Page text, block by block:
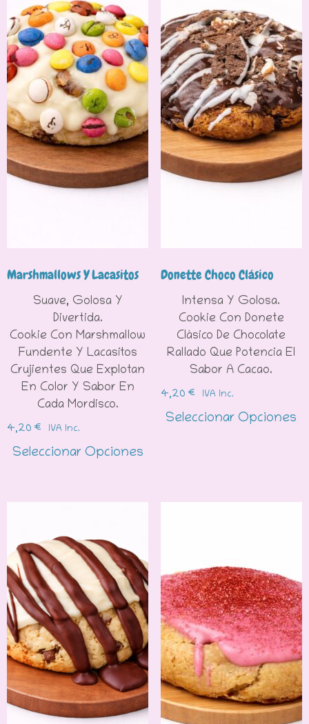
Marshmallows Y Lacasitos
Suave, Golosa Y
Divertida.
Cookie Con Marshmallow
Fundente Y Lacasitos
Crujientes Que Explotan
En Color Y Sabor En
Cada Mordisco.
4,20 € IVA Inc.
Seleccionar Opciones
Donette Choco Clásico
Intensa Y Golosa.
Cookie Con Donete
Clásico De Chocolate
Rallado Que Potencia El
Sabor A Cacao.
4,20 € IVA Inc.
Seleccionar Opciones